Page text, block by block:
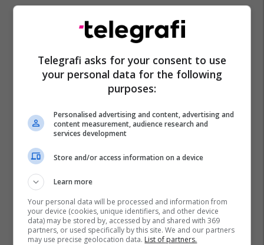
Telegrafi asks for your consent to use
your personal data for the following
purposes:
Personalised advertising and content, advertising and
content measurement, audience research and
services development
Store and/or access information on a device
Learn more
Your personal data will be processed and information from
your device (cookies, unique identifiers, and other device
data) may be stored by, accessed by and shared with 369
partners, or used specifically by this site. We and our partners
may use precise geolocation data. List of partners.